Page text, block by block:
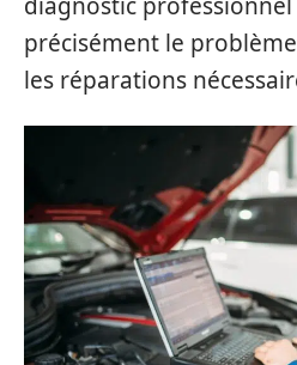
précisément le
les réparations